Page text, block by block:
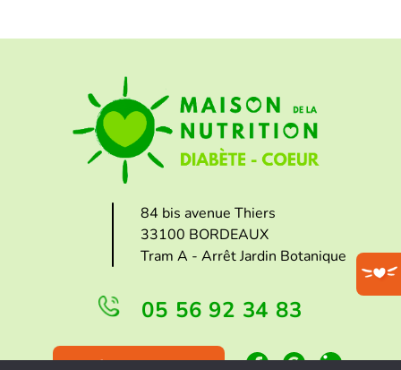
84 bis avenue Thiers
33100 BORDEAUX
Tram A - Arrêt Jardin Botanique
05 56 92 34 83